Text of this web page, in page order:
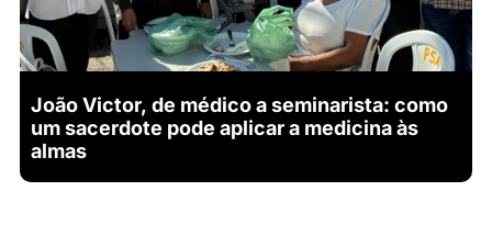
João Victor, de médico a seminarista: como
um sacerdote pode aplicar a medicina às
almas